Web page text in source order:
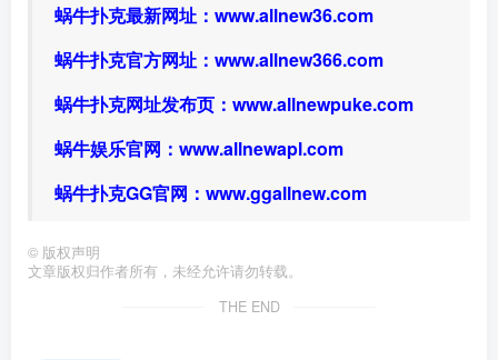
蜗牛扑克最新网址： www.allnew36.com
蜗牛扑克官方网址： www.allnew366.com
蜗牛扑克网址发布页： www.allnewpuke.com
蜗牛娱乐官网： www.allnewapl.com
蜗牛扑克GG官网： www.ggallnew.com
© 版权声明
文章版权归作者所有，未经允许请勿转载。
THE END